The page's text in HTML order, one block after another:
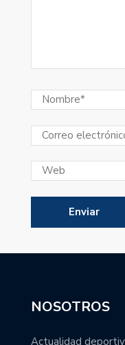
NOSOTROS
Actualidad